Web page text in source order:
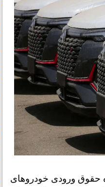
حقوق ورودی خودروهای